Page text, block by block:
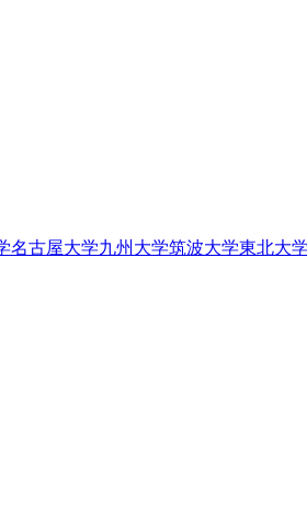
名古屋大学九州大学筑波大学東北大学